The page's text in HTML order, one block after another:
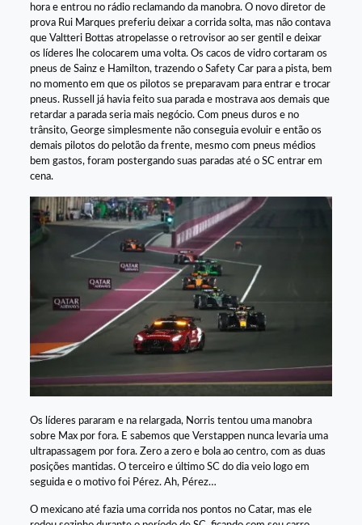
hora e entrou no rádio reclamando da manobra. O novo diretor de
prova Rui Marques preferiu deixar a corrida solta, mas não contava
que Valtteri Bottas atropelasse o retrovisor ao ser gentil e deixar
os líderes lhe colocarem uma volta. Os cacos de vidro cortaram os
pneus de Sainz e Hamilton, trazendo o Safety Car para a pista, bem
no momento em que os pilotos se preparavam para entrar e trocar
pneus. Russell já havia feito sua parada e mostrava aos demais que
retardar a parada seria mais negócio. Com pneus duros e no
trânsito, George simplesmente não conseguia evoluir e então os
demais pilotos do pelotão da frente, mesmo com pneus médios
bem gastos, foram postergando suas paradas até o SC entrar em
cena.
Os líderes pararam e na relargada, Norris tentou uma manobra
sobre Max por fora. E sabemos que Verstappen nunca levaria uma
ultrapassagem por fora. Zero a zero e bola ao centro, com as duas
posições mantidas. O terceiro e último SC do dia veio logo em
seguida e o motivo foi Pérez. Ah, Pérez…
O mexicano até fazia uma corrida nos pontos no Catar, mas ele